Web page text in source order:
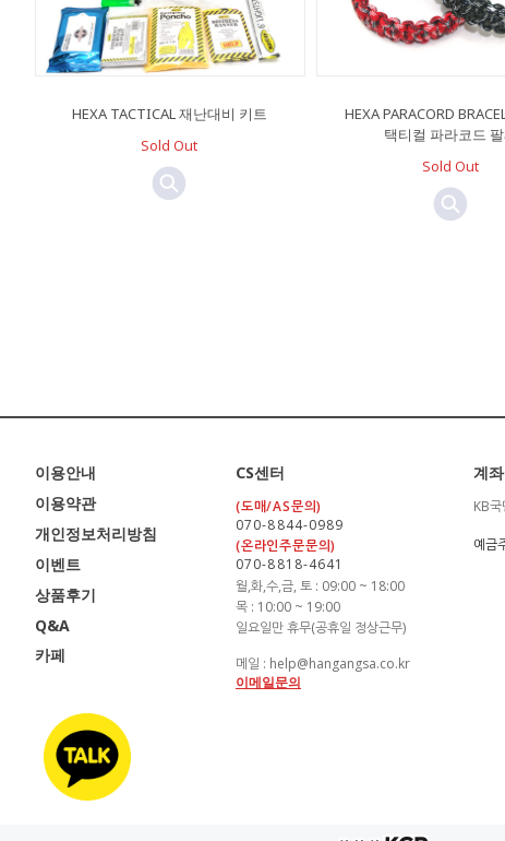
HEXA TACTICAL 재난대비 키트
Sold Out
HEXA PARACORD
택티컬 파라코드
Sold Out
이용안내
이용약관
개인정보처리방침
이벤트
상품후기
Q&A
카페
CS센터
(도매/AS문의)
070-8844-0989
(온라인주문문의)
070-8818-4641
월,화,수,금, 토 : 09:00 ~ 18:00
목 : 10:00 ~ 19:00
일요일만 휴무(공휴일 정상근무)
메일 : help@hangangsa.co.kr
이메일문의
계
KB국
예금